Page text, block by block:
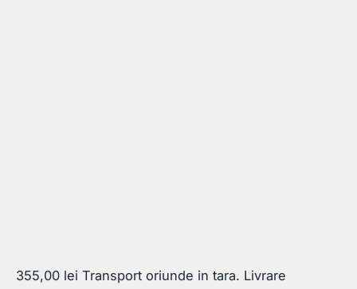
355,00 lei Transport oriunde in tara. Livrare